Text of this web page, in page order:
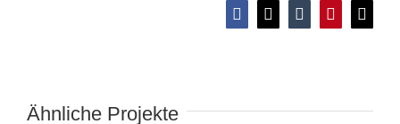
Facebook
X TumblrPinterest
E-
Ähnliche Projekte